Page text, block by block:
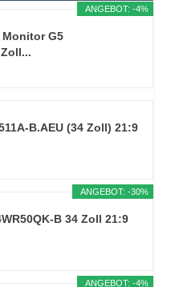
ANGEBOT: -4%
G5
Zoll...
B.AEU (34 Zoll) 21:9
ANGEBOT: -30%
B 34 Zoll 21:9
ANGEBOT: -4%